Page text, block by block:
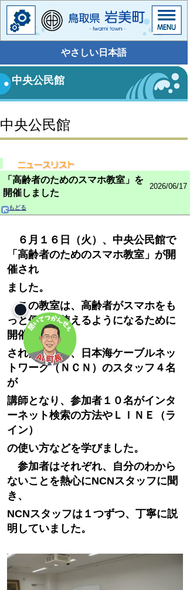
やさしい日本語
中央公民館
中央公民館
「高齢者のためのスマホ教室」を
開催しました
2026/06/17
もどる
６月１６日（火）、中央公民館で
「高齢者のためのスマホ教室」が開
催され
ました。
この教室は、高齢者がスマホをも
っと便利に使えるようになるために
開催
されたもので、
日本海ケーブルネッ
トワーク（ＮＣＮ）のスタッフ４名
が
講師となり、 参加者１０名がインタ
ーネット検索の方法やＬＩＮＥ（ラ
イン）
の使い方などを学びました。
参加者はそれぞれ、自分のわから
ないことを熱心にNCNスタッフに聞
き、
NCNスタッフは１つずつ、丁寧に説
明していました。